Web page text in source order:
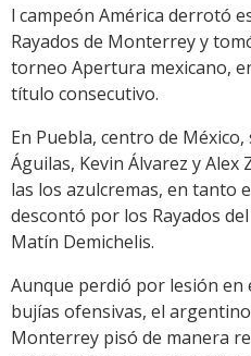
l campeón América derrotó
Rayados de Monterrey y
torneo Apertura mexicano,
título consecutivo.
En Puebla, centro de
Águilas, Kevin Álvarez y
las los azulcremas, en tanto
descontó por los Rayados
Matín Demichelis.
Aunque perdió por lesión en
bujías ofensivas, el
Monterrey pisó de manera